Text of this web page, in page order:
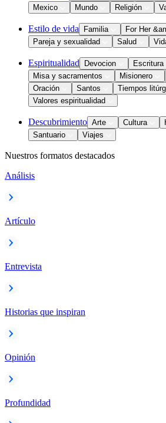
Mexico
Mundo Religión
Estilo de vida Familia
For Her
Pareja y sexualidad
Salud
Espiritualidad Devocion
Escritura
Misa y sacramentos
Misionero
Oración
Santos
Tiempos
Valores espiritualidad
Descubrimiento Arte Cultura
Santuario
Viajes
Nuestros formatos destacados
Análisis
Artículo
Entrevista
Historias que inspiran
Opinión
Profundidad